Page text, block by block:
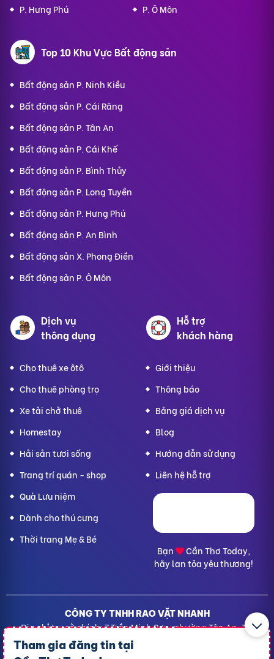
Tham gia đăng tin tại
P. Hưng Phú
P. Ô Môn
Top 10 Khu Vực Bất động sản
Bất động sản P. Ninh Kiều
Bất động sản P. Cái Răng
Bất động sản P. Tân An
Bất động sản P. Cái Khế
Bất động sản P. Bình Thủy
Bất động sản P. Long Tuyền
Bất động sản P. Hưng Phú
Bất động sản P. An Bình
Bất động sản X. Phong Điền
Bất động sản P. Ô Môn
Dịch vụ
thông dụng
Cho thuê xe ôtô
Cho thuê phòng trọ
Xe tải chở thuê
Homestay
Hải sản tươi sống
Trang trí quán - shop
Quà Lưu niệm
Dành cho thú cưng
Thời trang Mẹ & Bé
Hỗ trợ
khách hàng
Giới thiệu
Thông báo
Bảng giá dịch vụ
Blog
Hướng dẫn sử dụng
Liên hệ hỗ trợ
Bạn
Cần Thơ Today,
hãy lan tỏa yêu thương!
CÔNG TY TNHH RAO VẶT NHANH
Địa chỉ trụ sở chính: 7 Trần Minh Sơn, phường Tân An, TP.
Cần Thơ
Giấy CNĐKDN: 1801717351 – Ngày cấp: 24/01/2022 - Cơ